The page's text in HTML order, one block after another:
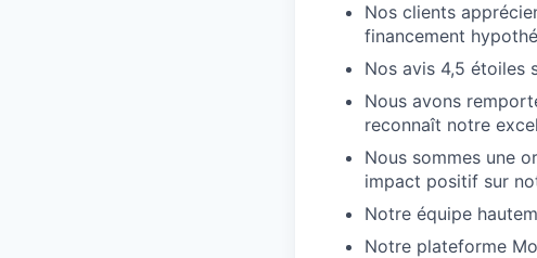
Nos clients
financement
Nos avis 4,5 étoiles
Nous avons
reconnaît notre
Nous sommes une
impact positif sur
Notre équipe
Notre plateforme